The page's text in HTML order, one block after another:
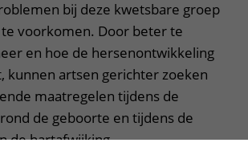
bij deze kwetsbare groep
voorkomen. Door beter te
en hoe de hersenontwikkeling
kunnen artsen gerichter zoeken
maatregelen tijdens de
de geboorte en tijdens de
de hartafwijking.